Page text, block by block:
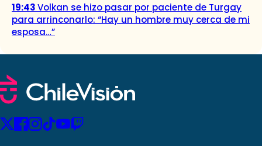
19:43Volkan se hizo pasar por paciente de Turgay
para arrinconarlo: “Hay un hombre muy cerca de mi
esposa…”